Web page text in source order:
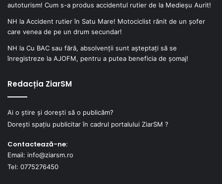
autoturism! Cum s-a produs accidentul rutier de la Medieșu Aurit!
NH la Accident rutier în Satu Mare! Motociclist rănit de un șofer
care venea de pe un drum secundar!
NH la Cu BAC sau fără, absolvenții sunt așteptați să se
înregistreze la AJOFM, pentru a putea beneficia de șomaj!
Redacția ZiarSM
Ai o știre și dorești să o publicăm?
Dorești spațiu publicitar în cadrul portalului ZiarSM ?
Contactează-ne:
Email: info@ziarsm.ro
Tel: 0775276450